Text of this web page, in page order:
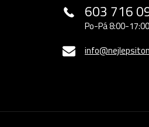
603 716
Po-Pá 8:00-